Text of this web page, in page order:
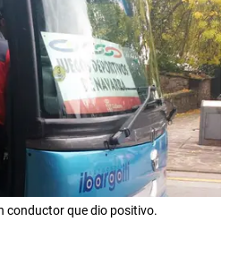
conductor que dio positivo.